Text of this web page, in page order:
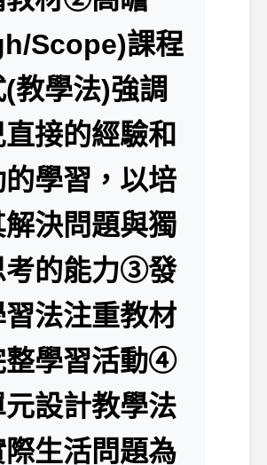
Scope)課程
教學法)強調
接的經驗和
學習，以培
決問題與獨
考的能力③發
法注重教材
整學習活動④
設計教學法
生活問題為